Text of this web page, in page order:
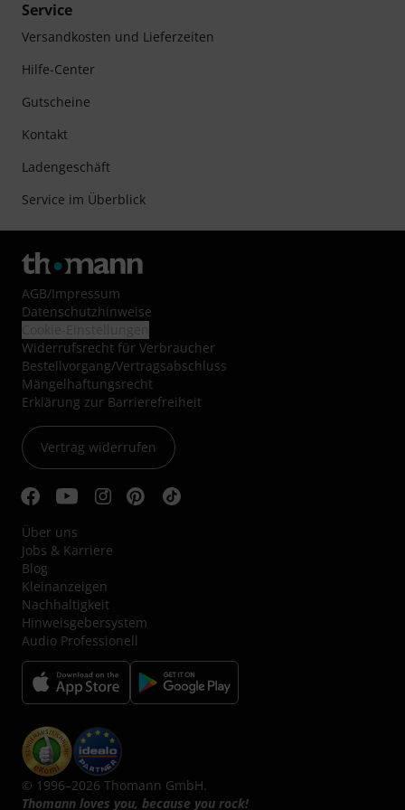
Service
Versandkosten und Lieferzeiten
Hilfe-Center
Gutscheine
Kontakt
Ladengeschäft
Service im Überblick
AGB/Impressum
Datenschutzhinweise
Widerrufsrecht für Verbraucher
Bestellvorgang/Vertragsabschluss
Mängelhaftungsrecht
Erklärung zur Barrierefreiheit
Vertrag widerrufen
Über uns
Jobs & Karriere
Blog
Kleinanzeigen
Nachhaltigkeit
Hinweisgebersystem
Audio Professionell
© 1996–2026 Thomann GmbH.
Thomann loves you, because you rock!